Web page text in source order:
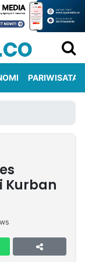
PARIWISATA
Kurban